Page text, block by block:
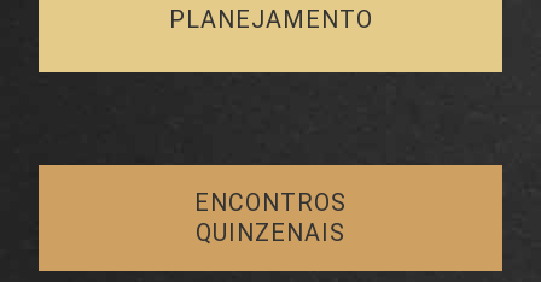
PLANEJAMENTO
ENCONTROS
QUINZENAIS